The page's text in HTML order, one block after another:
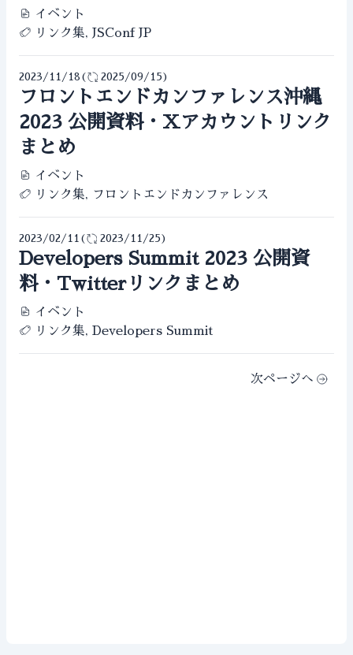
イベント
リンク集, JSConf JP
2023/11/18 ( 2025/09/15)
フロントエンドカンファレンス沖縄
2023 公開資料・Xアカウントリンク
まとめ
イベント
リンク集, フロントエンドカンファレンス
2023/02/11 ( 2023/11/25)
Developers Summit 2023 公開資
料・Twitterリンクまとめ
イベント
リンク集, Developers Summit
次ページへ